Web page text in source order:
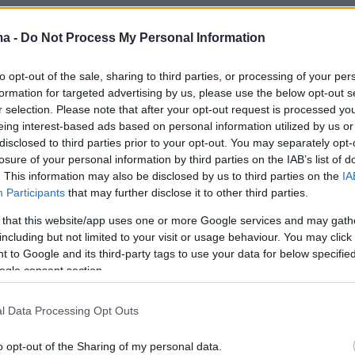
- Do Not Process My Personal Information
opt-out of the sale, sharing to third parties, or processing of your
for targeted advertising by us, please use the below opt-out
selection. Please note that after your opt-out request is processed
interest-based ads based on personal information utilized by us
to third parties prior to your opt-out. You may separately
of your personal information by third parties on the IAB’s list of
This information may also be disclosed by us to third parties on the
Participants that may further disclose it to other third parties.
that this website/app uses one or more Google services and may
but not limited to your visit or usage behaviour. You may
to Google and its third-party tags to use your data for below
consent section.
Data Processing Opt Outs
opt-out of the Sharing of my personal data.
ΕιδήσειςΔημοφιλή
Οι κορυφαίες
πολυπρόσωπο
υπαλλήλους
και
ράβδους
κοσμήματα αξίας
φωτογραφίες
να εξοικονομήσει ενέργεια
Νέο μοντέλο από τη Leapmotor,
μπορεί και Made in Europe
πριν 19 λεπτά
Βερμούδες: Όλα τα στυλ που θα
πριν 23 λεπτά
Αγγούρια της θάλασσας: Το
βυθού που θεωρείται λιχουδιά στην
πριν 23 λεπτά
Οι Xώρες του Αιγαίου: